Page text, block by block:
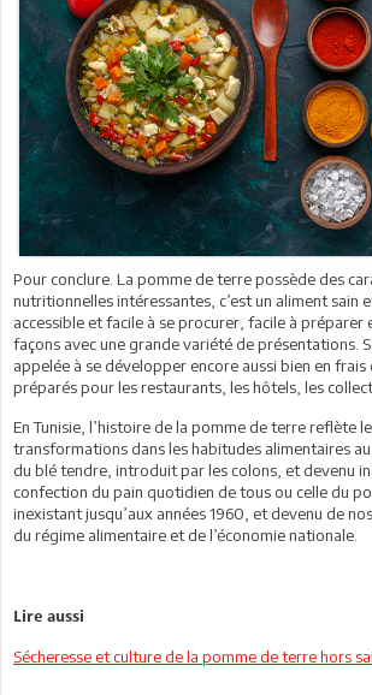
Pour conclure. La pomme de terre possède des
nutritionnelles intéressantes, c’est un aliment sain
accessible et facile à se procurer, facile à préparer
façons avec une grande variété de présentations.
appelée à se développer encore aussi bien en frais
préparés pour les restaurants, les hôtels, les
En Tunisie, l’histoire de la pomme de terre reflète
transformations dans les habitudes alimentaires
du blé tendre, introduit par les colons, et devenu
confection du pain quotidien de tous ou celle du
inexistant jusqu’aux années 1960, et devenu de
du régime alimentaire et de l’économie nationale.
Lire aussi
Sécheresse et culture de la pomme de terre hors